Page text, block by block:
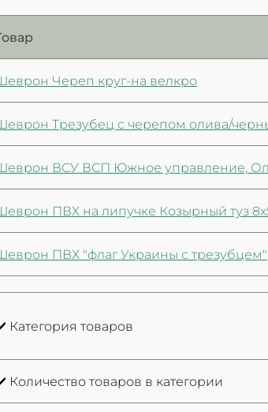
Череп круг-на велкро
Трезубец с черепом олива/
ВСУ ВСП Южное управление,
ПВХ на липучке Козырный туз
ПВХ "флаг Украины с трезубцем"
Категория товаров
Количество товаров в категории